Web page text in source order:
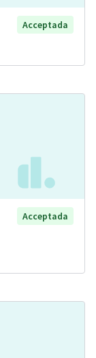
Acceptada
Acceptada